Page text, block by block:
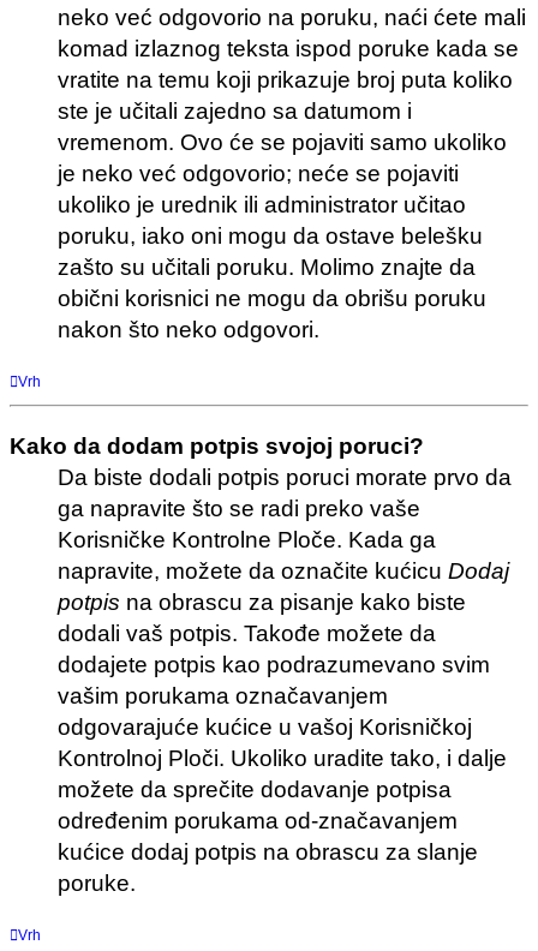
neko već odgovorio na poruku, naći ćete mali
komad izlaznog teksta ispod poruke kada se
vratite na temu koji prikazuje broj puta koliko
ste je učitali zajedno sa datumom i
vremenom. Ovo će se pojaviti samo ukoliko
je neko već odgovorio; neće se pojaviti
ukoliko je urednik ili administrator učitao
poruku, iako oni mogu da ostave belešku
zašto su učitali poruku. Molimo znajte da
obični korisnici ne mogu da obrišu poruku
nakon što neko odgovori.
Vrh
Kako da dodam potpis svojoj poruci?
Da biste dodali potpis poruci morate prvo da
ga napravite što se radi preko vaše
Korisničke Kontrolne Ploče. Kada ga
napravite, možete da označite kućicu Dodaj
potpis na obrascu za pisanje kako biste
dodali vaš potpis. Takođe možete da
dodajete potpis kao podrazumevano svim
vašim porukama označavanjem
odgovarajuće kućice u vašoj Korisničkoj
Kontrolnoj Ploči. Ukoliko uradite tako, i dalje
možete da sprečite dodavanje potpisa
određenim porukama od-značavanjem
kućice dodaj potpis na obrascu za slanje
poruke.
Vrh